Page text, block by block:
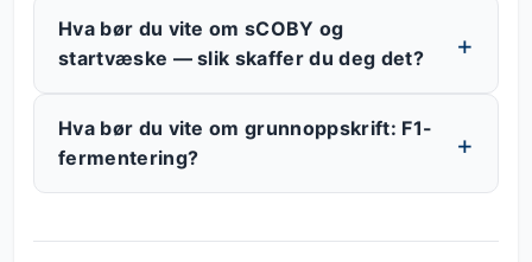
Hva bør du vite om sCOBY og
startvæske — slik skaffer du deg det?
Hva bør du vite om grunnoppskrift: F1-
fermentering?